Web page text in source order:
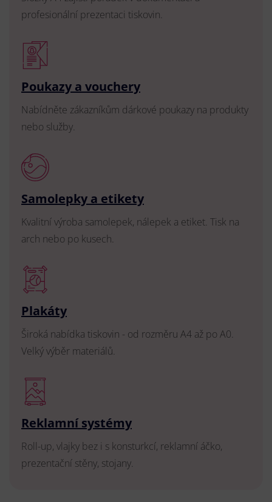
profesionální prezentaci tiskovin.
Poukazy a vouchery
Nabídněte zákazníkům dárkové poukazy na produkty
nebo služby.
Samolepky a etikety
Kvalitní výroba samolepek, nálepek a etiket. Tisk na
arch nebo po kusech.
Plakáty
Široká nabídka tiskovin - od rozměru A4 až po A0.
Velký výběr materiálů.
Reklamní systémy
Roll-up, vlajky bez i s konsturkcí, reklamní áčko,
prezentační stěny, stojany.